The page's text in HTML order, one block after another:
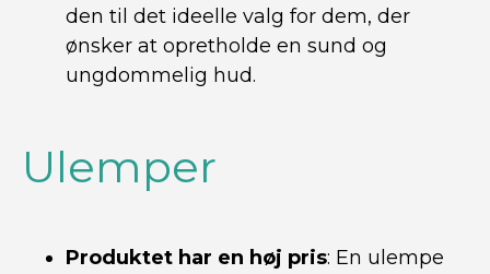
den til det ideelle valg for dem, der
ønsker at opretholde en sund og
ungdommelig hud.
Ulemper
Produktet har en høj pris: En ulempe